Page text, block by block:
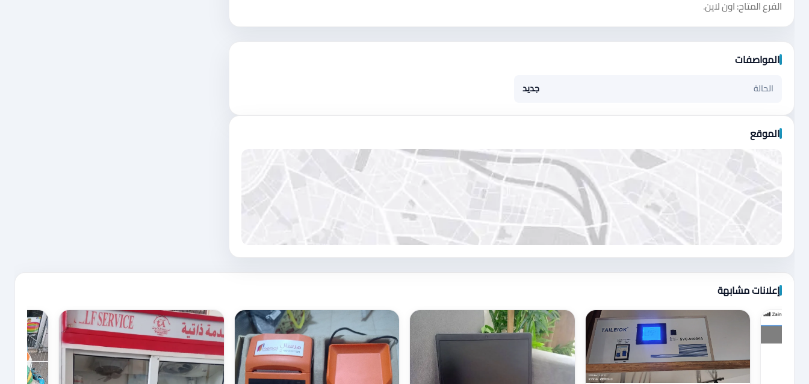
الفرع المتاح: اون لاين.
المواصفات
الحالة جديد
الموقع
اضغط لتحميل الموقع
إعلانات مشابهة